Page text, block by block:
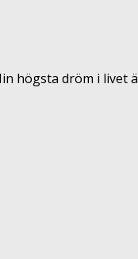
högsta dröm i livet